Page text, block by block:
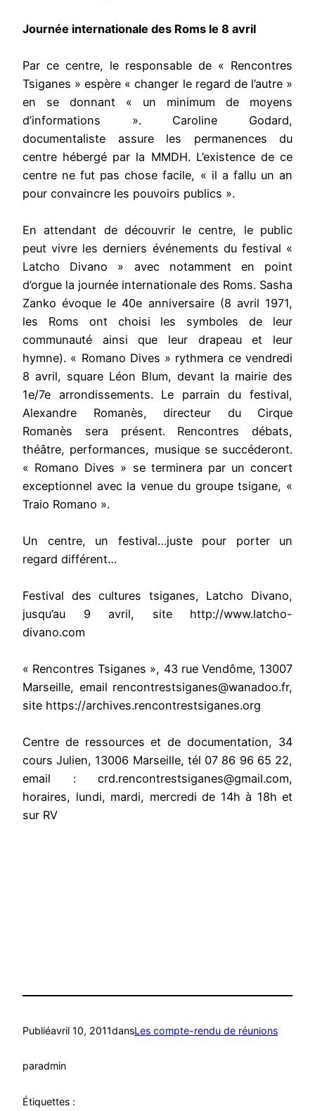
Journée internationale des Roms le 8 avril
Par ce centre, le responsable de « Rencontres
Tsiganes » espère « changer le regard de l’autre »
en se donnant « un minimum de moyens
d’informations ». Caroline Godard,
documentaliste assure les permanences du
centre hébergé par la MMDH. L’existence de ce
centre ne fut pas chose facile, « il a fallu un an
pour convaincre les pouvoirs publics ».
En attendant de découvrir le centre, le public
peut vivre les derniers événements du festival «
Latcho Divano » avec notamment en point
d’orgue la journée internationale des Roms. Sasha
Zanko évoque le 40e anniversaire (8 avril 1971,
les Roms ont choisi les symboles de leur
communauté ainsi que leur drapeau et leur
hymne). « Romano Dives » rythmera ce vendredi
8 avril, square Léon Blum, devant la mairie des
1e/7e arrondissements. Le parrain du festival,
Alexandre Romanès, directeur du Cirque
Romanès sera présent. Rencontres débats,
théâtre, performances, musique se succéderont.
« Romano Dives » se terminera par un concert
exceptionnel avec la venue du groupe tsigane, «
Traio Romano ».
Un centre, un festival…juste pour porter un
regard différent…
Festival des cultures tsiganes, Latcho Divano,
jusqu’au 9 avril, site http://www.latcho-
divano.com
« Rencontres Tsiganes », 43 rue Vendôme, 13007
Marseille, email rencontrestsiganes@wanadoo.fr,
site https://archives.rencontrestsiganes.org
Centre de ressources et de documentation, 34
cours Julien, 13006 Marseille, tél 07 86 96 65 22,
email : crd.rencontrestsiganes@gmail.com,
horaires, lundi, mardi, mercredi de 14h à 18h et
sur RV
Publiéavril 10, 2011dansLes compte-rendu de réunions
paradmin
Étiquettes :